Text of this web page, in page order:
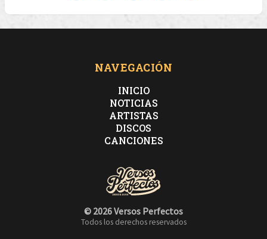
NAVEGACIÓN
INICIO
NOTICIAS
ARTISTAS
DISCOS
CANCIONES
© 2026 Versos Perfectos
Todos los derechos reservados